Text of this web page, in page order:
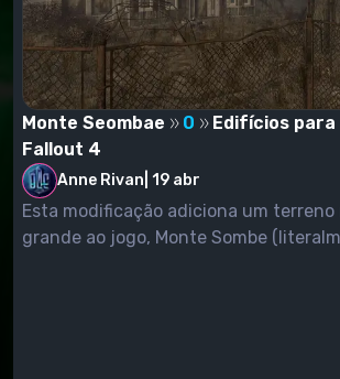
Monte Seombae 0
Edifícios
Fallout 4
Anne Rivan 19 abr
Esta modificação adiciona um
grande ao jogo, Monte Sombe